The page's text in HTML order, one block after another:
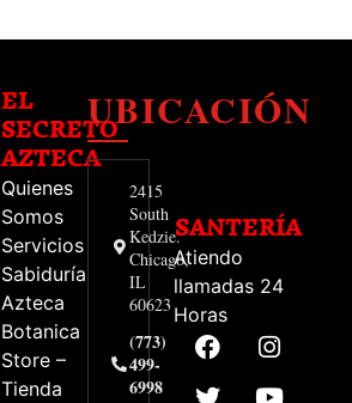
EL
SECRETO
AZTECA
Quienes
Somos
Servicios
Sabiduría
Azteca
Botanica
Store –
Tienda
UBICACIÓN
2415
South
Kedzie.
Chicago,
IL
60623
(773)
499-
6998
SANTERÍA
Atiendo
llamadas 24
Horas